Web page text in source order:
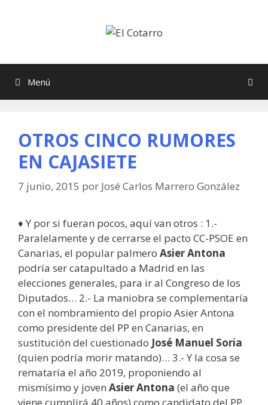
Menú
OTROS CINCO RUMORES
EN CAJASIETE
7 junio, 2015 por José Carlos Marrero González
♦ Y por si fueran pocos, aquí van otros : 1.-
Paralelamente y de cerrarse el pacto CC-PSOE en
Canarias, el popular palmero Asier Antona
podría ser catapultado a Madrid en las
elecciones generales, para ir al Congreso de los
Diputados… 2.- La maniobra se complementaría
con el nombramiento del propio Asier Antona
como presidente del PP en Canarias, en
sustitución del cuestionado José Manuel Soria
(quien podría morir matando)… 3.- Y la cosa se
remataría el año 2019, proponiendo al
mismísimo y joven Asier Antona (el año que